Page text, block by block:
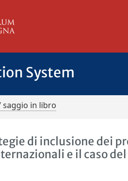
System
saggio in libro
di inclusione dei
e il caso